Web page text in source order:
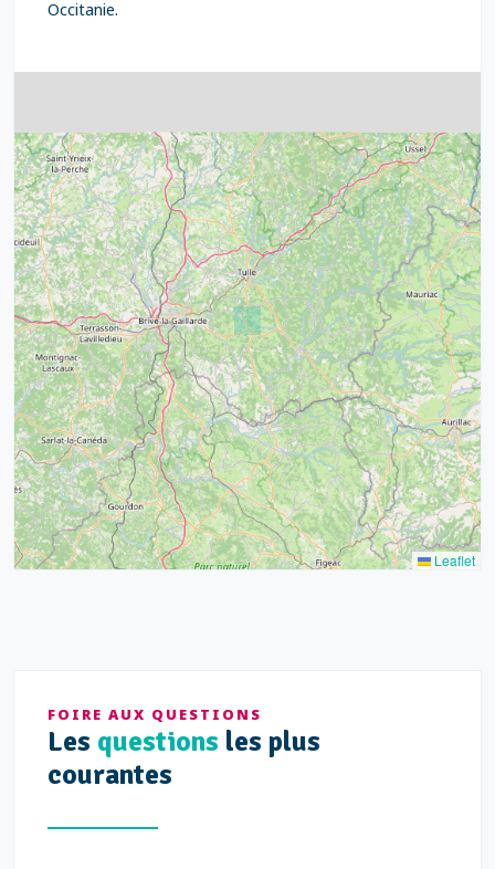
Occitanie.
4
15
21
14
32
39
52 68
43
Leaflet
FOIRE AUX QUESTIONS
Les questions les plus
courantes